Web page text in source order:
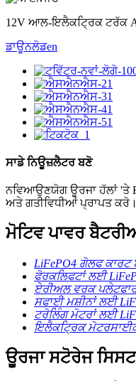
12V ਆਲ-ਇਲੈਕਟ੍ਰਿਕ ਟਰੱਕ
ਡਾਊਨਲੋਡen
ਸਾਡੇ ਨਿਊਜ਼ਲੈਟਰ ਬਣੋ
ਨਵਿਆਉਣਯੋਗ ਊਰਜਾ ਹੱਲਾਂ 'ਤੇ
ਅਤੇ ਗਤੀਵਿਧੀਆਂ ਪ੍ਰਾਪਤ ਕਰੋ।
ਮੋਟਿਵ ਪਾਵਰ
LiFePO4 ਗੋਲਫ
ਫੋਰਕਲਿਫਟਾਂ ਲਈ
ਏਰੀਅਲ ਵਰਕ
ਸਫਾਈ ਮਸ਼ੀਨਾਂ ਲਈ
ਟਰੋਲਿੰਗ ਮੋਟਰਾਂ ਲਈ
ਇਲੈਕਟ੍ਰਿਕ
ਊਰਜਾ ਸਟੋਰੇਜ